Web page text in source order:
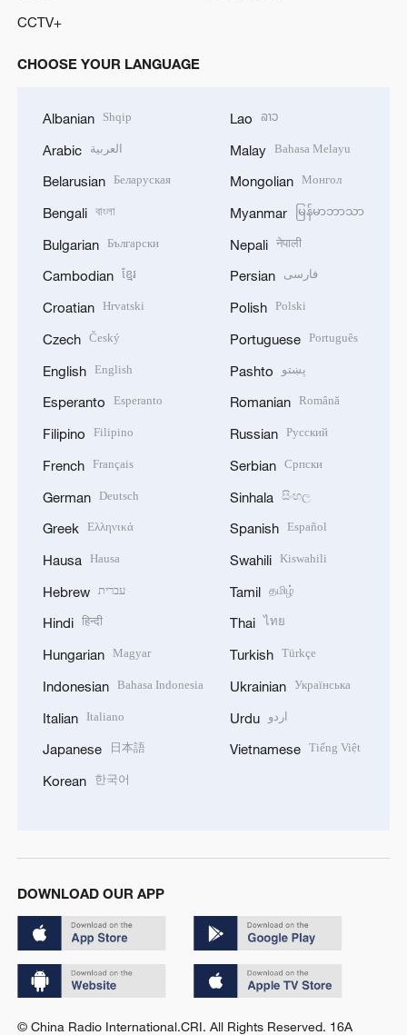
CCTV+
CHOOSE YOUR LANGUAGE
Albanian Shqip
Arabic العربية
Belarusian Беларуская
Bengali বাংলা
Bulgarian Български
Cambodian ខ្មែរ
Croatian Hrvatski
Czech Český
English English
Esperanto Esperanto
Filipino Filipino
French Français
German Deutsch
Greek Ελληνικά
Hausa Hausa
Hebrew עברית
Hindi हिन्दी
Hungarian Magyar
Indonesian Bahasa Indonesia
Italian Italiano
Japanese 日本語
Korean 한국어
Lao ລາວ
Malay Bahasa Melayu
Mongolian Монгол
Myanmar မြန်မာဘာသာ
Nepali नेपाली
Persian فارسی
Polish Polski
Portuguese Português
Pashto پښتو
Romanian Română
Russian Русский
Serbian Српски
Sinhala සිංහල
Spanish Español
Swahili Kiswahili
Tamil தமிழ்
Thai ไทย
Turkish Türkçe
Ukrainian Українська
Urdu اردو
Vietnamese Tiếng Việt
DOWNLOAD OUR APP
© China Radio International.CRI. All Rights Reserved. 16A